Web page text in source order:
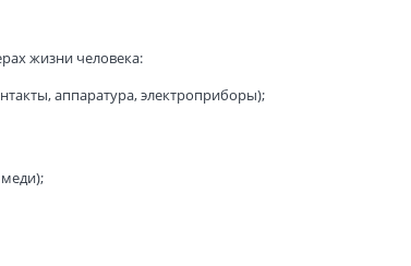
жизни человека:
аппаратура, электроприборы);